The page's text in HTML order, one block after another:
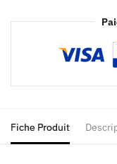
Fiche Produit